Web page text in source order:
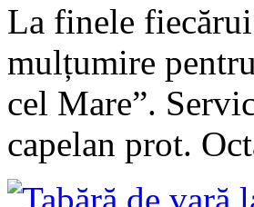
La finele fiecărui
mulțumire
cel Mare”.
capelan prot.